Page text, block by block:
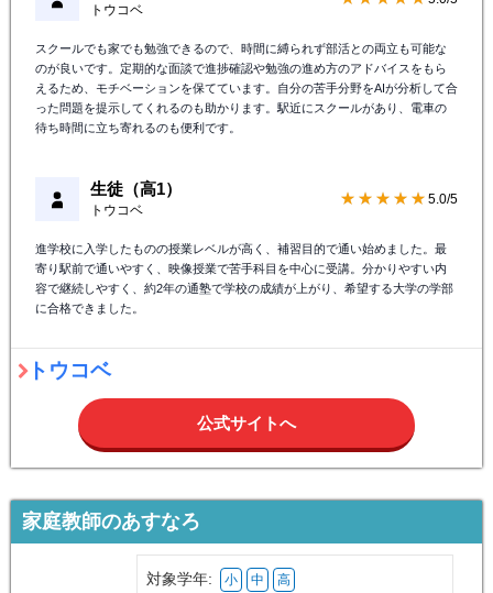
トウコベ
スクールでも家でも勉強できるので、時間に縛られず部活との両立も可能な
のが良いです。定期的な面談で進捗確認や勉強の進め方のアドバイスをもら
えるため、モチベーションを保てています。自分の苦手分野をAIが分析して合
った問題を提示してくれるのも助かります。駅近にスクールがあり、電車の
待ち時間に立ち寄れるのも便利です。
生徒（高1）
トウコベ
★★★★★ 5.0/5
進学校に入学したものの授業レベルが高く、補習目的で通い始めました。最
寄り駅前で通いやすく、映像授業で苦手科目を中心に受講。分かりやすい内
容で継続しやすく、約2年の通塾で学校の成績が上がり、希望する大学の学部
に合格できました。
トウコベ
公式サイトへ
家庭教師のあすなろ
対象学年: 小 中 高